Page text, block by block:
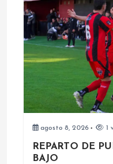
c
ó
n
d
agosto 8, 2026 1
REPARTO DE
BAJO